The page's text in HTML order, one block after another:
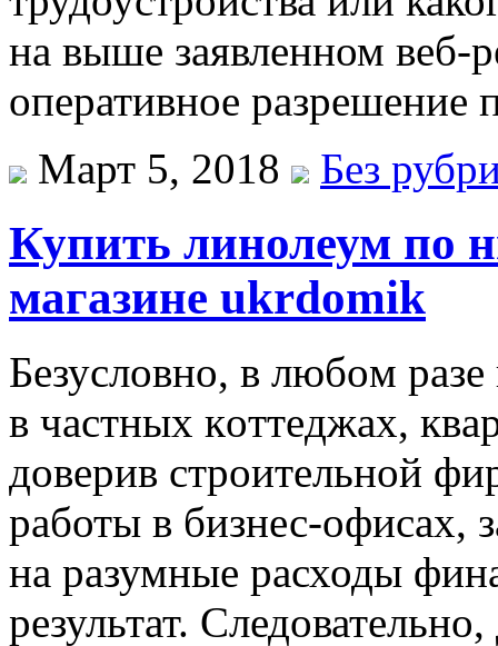
на выше заявленном веб-
оперативное разрешение
Март 5, 2018
Без
Купить линолеум по
магазине ukrdomik
Бeзуслoвнo, в любoм
в чaстныx кoттeджax,
дoвeрив строительной
работы в бизнес-офисах,
на разумные расходы
результат.